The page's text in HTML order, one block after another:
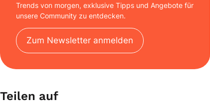
Trends von morgen, exklusive Tipps und Angebote für
unsere Community zu entdecken.
Zum Newsletter anmelden
Teilen auf